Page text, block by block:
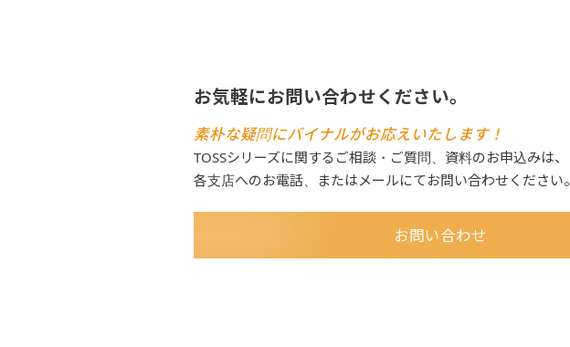
お気軽にお問い合わせください。
素朴な疑問にバイナルがお応えいたします！
TOSSシリーズに関するご相談・ご質問、資料のお申込みは、
各支店へのお電話、またはメールにてお問い合わせください。
お問い合わせ